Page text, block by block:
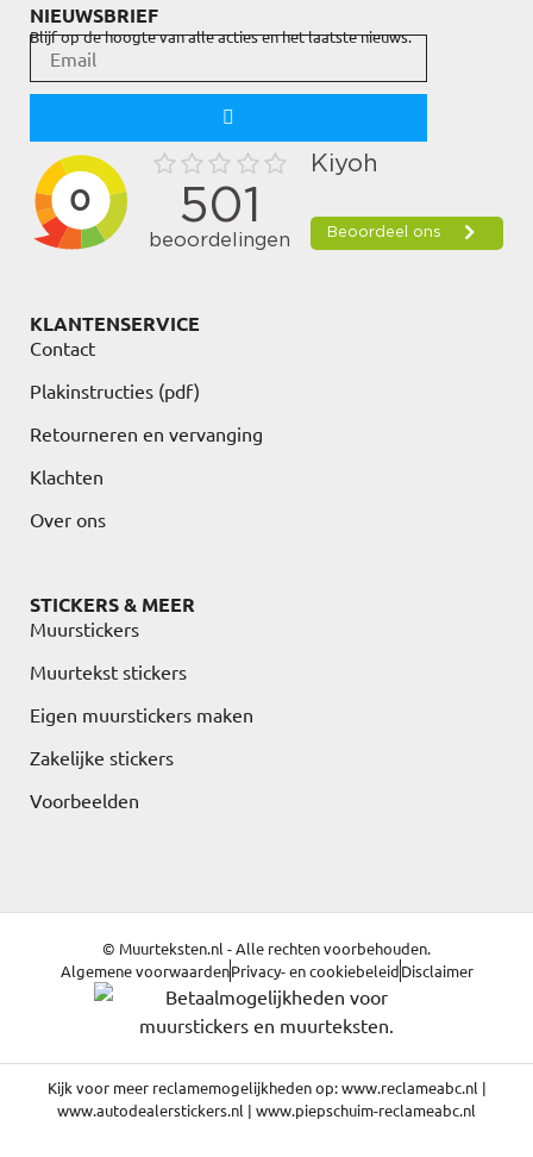
NIEUWSBRIEF
Blijf op de hoogte van alle acties en het laatste nieuws.
KLANTENSERVICE
Contact
Plakinstructies (pdf)
Retourneren en vervanging
Klachten
Over ons
STICKERS & MEER
Muurstickers
Muurtekst stickers
Eigen muurstickers maken
Zakelijke stickers
Voorbeelden
© Muurteksten.nl - Alle rechten voorbehouden.
Algemene voorwaardenPrivacy- en cookiebeleidDisclaimer
Kijk voor meer reclamemogelijkheden op:www.reclameabc.nl |
www.autodealerstickers.nl | www.piepschuim-reclameabc.nl